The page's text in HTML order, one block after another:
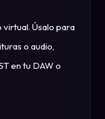
Úsalo para
o audio,
en tu DAW o